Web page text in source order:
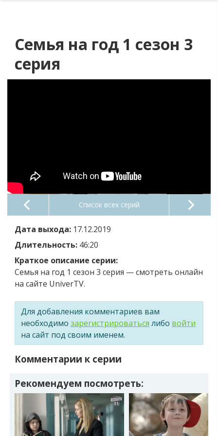
Семья на год 1 сезон 3
серия
Список всех серий
Дата выхода: 17.12.2019
Длительность: 46:20
Краткое описание серии:
Семья на год 1 сезон 3 серия — смотреть онлайн
на сайте UniverTV.
Для добавления комментариев вам
необходимо зарегистрироваться либо войти
на сайт под своим именем.
Комментарии к серии
Рекомендуем посмотреть: